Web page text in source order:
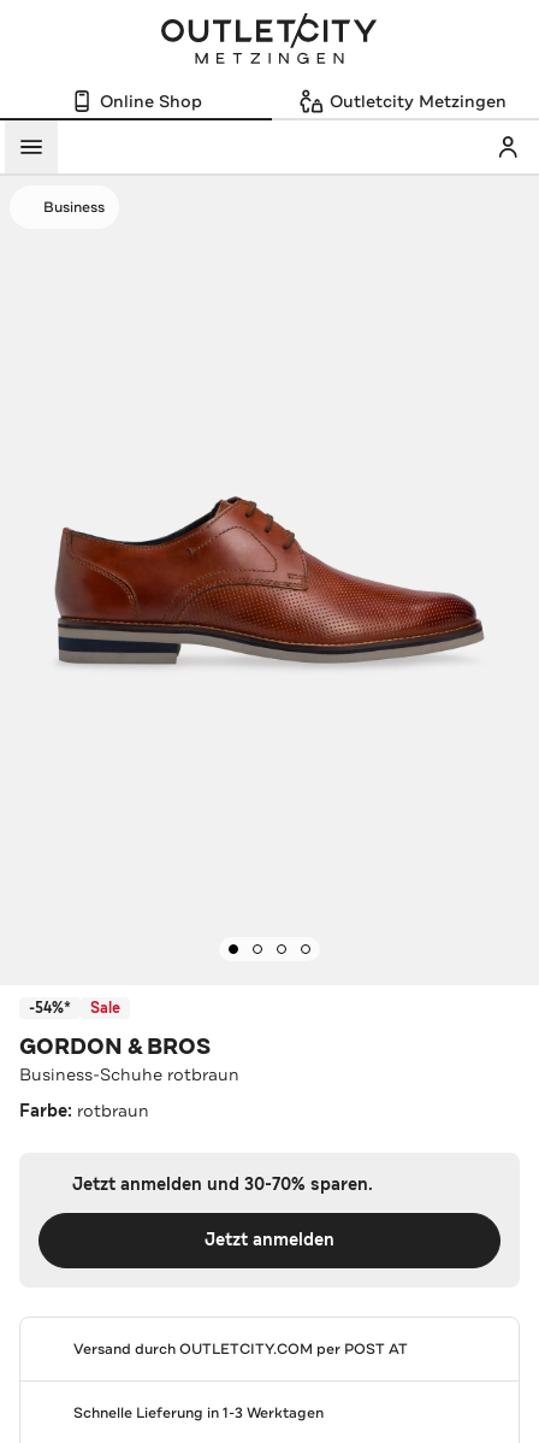
Online Shop Outletcity Metzingen
Menü
Business
-54%* Sale
GORDON & BROS
Business-Schuhe rotbraun
Farbe: rotbraun
Jetzt anmelden und 30-70% sparen.
Jetzt anmelden
Versand durchOUTLETCITY.COM per POST AT
Schnelle Lieferung in 1-3 Werktagen